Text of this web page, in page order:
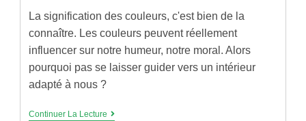
La signification des couleurs, c'est bien de la
connaître. Les couleurs peuvent réellement
influencer sur notre humeur, notre moral. Alors
pourquoi pas se laisser guider vers un intérieur
adapté à nous ?
Continuer La Lecture SIGNIFICATION